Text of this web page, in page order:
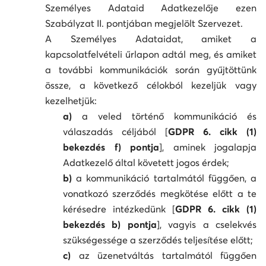
Személyes Adataid Adatkezelője ezen
Szabályzat II. pontjában megjelölt Szervezet.
A Személyes Adataidat, amiket a
kapcsolatfelvételi űrlapon adtál meg, és amiket
a további kommunikációk során gyűjtöttünk
össze, a következő célokból kezeljük vagy
kezelhetjük:
a) a veled történő kommunikáció és
válaszadás céljából [GDPR 6. cikk (1)
bekezdés f) pontja], aminek jogalapja
Adatkezelő által követett jogos érdek;
b) a kommunikáció tartalmától függően, a
vonatkozó szerződés megkötése előtt a te
kérésedre intézkedünk [GDPR 6. cikk (1)
bekezdés b) pontja], vagyis a cselekvés
szükségessége a szerződés teljesítése előtt;
c) az üzenetváltás tartalmától függően